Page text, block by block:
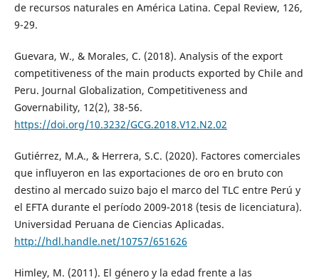
de recursos naturales en América Latina. Cepal Review, 126,
9-29.
Guevara, W., & Morales, C. (2018). Analysis of the export
competitiveness of the main products exported by Chile and
Peru. Journal Globalization, Competitiveness and
Governability, 12(2), 38-56.
https://doi.org/10.3232/GCG.2018.V12.N2.02
Gutiérrez, M.A., & Herrera, S.C. (2020). Factores comerciales
que influyeron en las exportaciones de oro en bruto con
destino al mercado suizo bajo el marco del TLC entre Perú y
el EFTA durante el período 2009-2018 (tesis de licenciatura).
Universidad Peruana de Ciencias Aplicadas.
http://hdl.handle.net/10757/651626
Himley, M. (2011). El género y la edad frente a las